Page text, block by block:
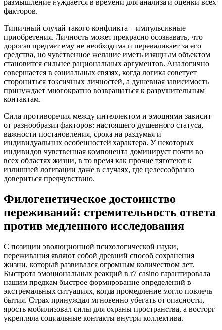
размышление нуждается в времени для анализа и оценки всех
факторов.
Типичный случай такого конфликта – импульсивные
приобретения. Личность может прекрасно осознавать, что
дорогая предмет ему не необходима и переваливает за его
средства, но чувственное желание иметь изящным объектом
становится сильнее рациональных аргументов. Аналогично
совершается в социальных связях, когда логика советует
сторониться токсичных личностей, а душевная зависимость
принуждает многократно возвращаться к разрушительным
контактам.
Сила противоречия между интеллектом и эмоциями зависит
от разнообразия факторов: настоящего душевного статуса,
важности постановления, срока на раздумья и
индивидуальных особенностей характера. У некоторых
индивидов чувственная компонента доминирует почти во
всех областях жизни, в то время как прочие тяготеют к
излишней логизации даже в случаях, где целесообразно
довериться предчувствию.
Филогенетическое достоинство
переживаний: стремительность ответа
против медленного исследования
С позиции эволюционной психологической науки,
переживания являют собой древний способ сохранения
жизни, который развивался огромным количеством лет.
Быстрота эмоциональных реакций в r7 casino гарантировала
нашим предкам быстрое формирование определений в
экстремальных ситуациях, когда промедление могло повлечь
бытия. Страх принуждал мгновенно убегать от опасности,
ярость мобилизовал силы для охраны пространства, а восторг
укрепляла социальные контакты внутри коллектива.